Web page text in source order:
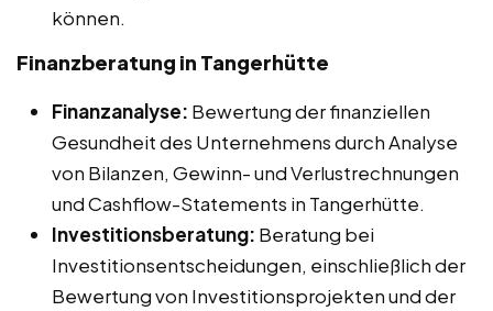
können.
Finanzberatung in Tangerhütte
Finanzanalyse: Bewertung der finanziellen
Gesundheit des Unternehmens durch Analyse
von Bilanzen, Gewinn- und Verlustrechnungen
und Cashflow-Statements in Tangerhütte.
Investitionsberatung: Beratung bei
Investitionsentscheidungen, einschließlich der
Bewertung von Investitionsprojekten und der